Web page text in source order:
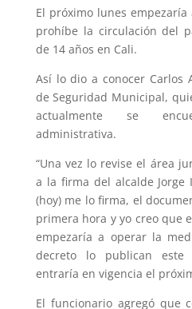
El próximo lunes
prohíbe la circulación del
de 14 años en Cali.
Así lo dio a conocer Carlos
de Seguridad Municipal,
actualmente se
administrativa.
“Una vez lo revise el área
a la firma del alcalde Jorge
(hoy) me lo firma, el
primera hora y yo creo que
empezaría a operar la
decreto lo publican este
entraría en vigencia el
El funcionario agregó que